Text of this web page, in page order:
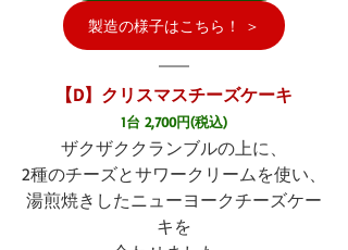
製造の様子はこちら！ ＞
【D】クリスマスチーズケーキ
1台 2,700円(税込)
ザクザククランブルの上に、
2種のチーズとサワークリームを使い、
湯煎焼きしたニューヨークチーズケー
キを